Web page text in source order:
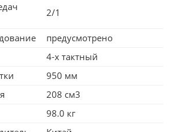
2/1
предусмотрено
4-х тактный
950 мм
208 см3
98.0 кг